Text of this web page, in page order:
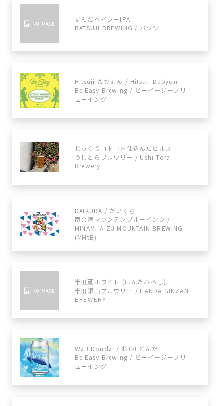
ずんだヘイジーIPA
BATSUJI BREWING / バツジ
Hitsuji だびょん / Hitsuji Dabyon
Be Easy Brewing / ビーイージーブリ
ューイング
じっくりコトコト仕込んだピルス
うしとらブルワリー / Ushi Tora
Brewery
DAIKURA / だいくら
南会津マウンテンブルーイング /
MINAMI-AIZU MOUNTAIN BREWING
(MMtB)
半田颪ホワイト (はんだおろし)
半田銀山ブルワリー / HANDA GINZAN
BREWERY
Wai! Donda! / わい! どんだ!
Be Easy Brewing / ビーイージーブリ
ューイング